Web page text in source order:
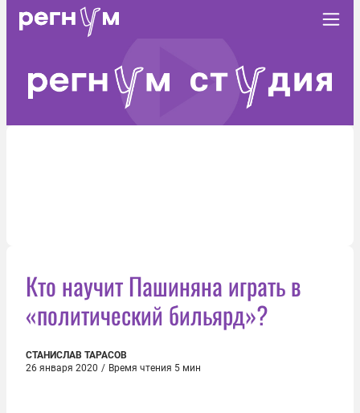
Кто научит Пашиняна играть в
«политический бильярд»?
СТАНИСЛАВ ТАРАСОВ
26 января 2020 / Время чтения 5 мин